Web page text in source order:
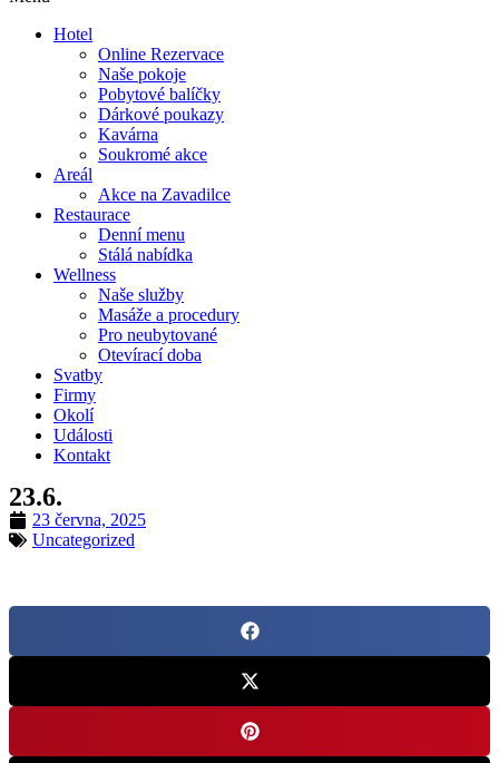
Hotel
Online Rezervace
Naše pokoje
Pobytové balíčky
Dárkové poukazy
Kavárna
Soukromé akce
Areál
Akce na Zavadilce
Restaurace
Denní menu
Stálá nabídka
Wellness
Naše služby
Masáže a procedury
Pro neubytované
Otevírací doba
Svatby
Firmy
Okolí
Události
Kontakt
23.6.
23 června, 2025
Uncategorized